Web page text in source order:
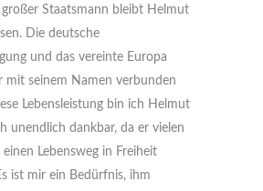
großer Staatsmann bleibt Helmut
Die deutsche
und das vereinte Europa
mit seinem Namen verbunden
Lebensleistung bin ich Helmut
unendlich dankbar, da er vielen
Lebensweg in Freiheit
ist mir ein Bedürfnis, ihm